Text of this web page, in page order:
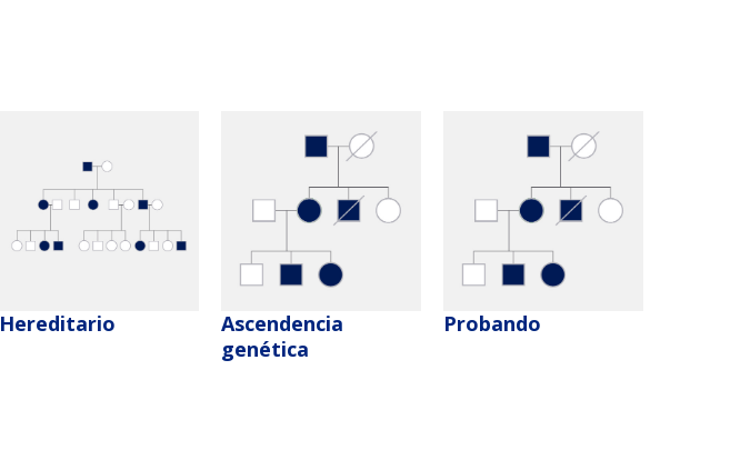
Hereditario
Ascendencia
genética
Probando